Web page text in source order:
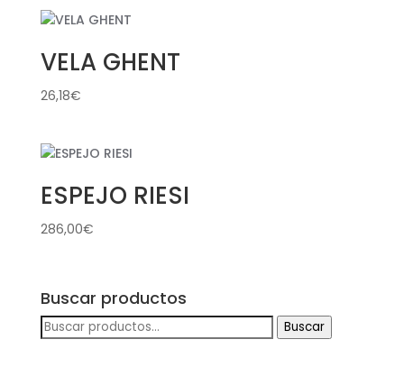
VELA GHENT
26,18€
ESPEJO RIESI
286,00€
Buscar productos
Buscar
por:
Buscar